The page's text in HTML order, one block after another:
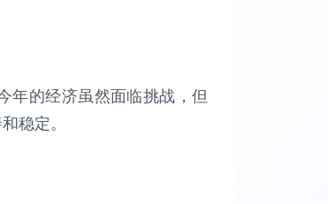
年的经济虽然面临挑战，但
稳定。